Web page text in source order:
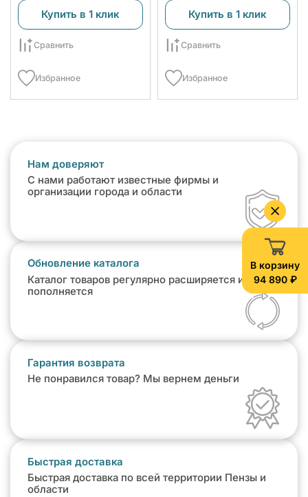
В корзину
94 890 ₽
Купить в 1 клик
Сравнить
Избранное
Купить в 1 клик
Сравнить
Избранное
Нам доверяют
С нами работают известные фирмы и
организации города и области
Обновление каталога
Каталог товаров регулярно расширяется и
пополняется
Гарантия возврата
Не понравился товар? Мы вернем деньги
Быстрая доставка
Быстрая доставка по всей территории Пензы и
области